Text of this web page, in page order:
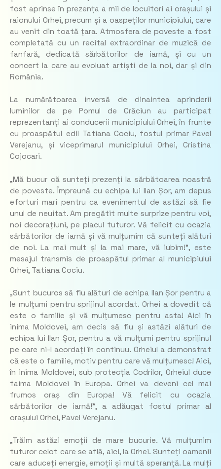
fost aprinse în prezența a mii de locuitori ai orașului și
raionului Orhei, precum și a oaspeților municipiului, care
au venit din toată țara. Atmosfera de poveste a fost
completată cu un recital extraordinar de muzică de
fanfară, dedicată sărbătorilor de iarnă, și cu un
concert la care au evoluat artiști de la noi, dar și din
România.
La numărătoarea inversă de dinaintea aprinderii
luminilor de pe Pomul de Crăciun au participat
reprezentanți ai conducerii municipiului Orhei, în frunte
cu proaspătul edil Tatiana Cociu, fostul primar Pavel
Verejanu, și viceprimarul municipiului Orhei, Cristina
Cojocari.
„Mă bucur că sunteți prezenți la sărbătoarea noastră
de poveste. Împreună cu echipa lui Ilan Șor, am depus
eforturi mari pentru ca evenimentul de astăzi să fie
unul de neuitat. Am pregătit multe surprize pentru voi,
noi decorațiuni, pe placul tuturor. Vă felicit cu ocazia
sărbătorilor de iarnă și vă mulțumim că sunteți alături
de noi. La mai mult și la mai mare, vă iubim!”, este
mesajul transmis de proaspătul primar al municipiului
Orhei, Tatiana Cociu.
„Sunt bucuros să fiu alături de echipa Ilan Șor pentru a
le mulțumi pentru sprijinul acordat. Orhei a dovedit că
este o familie și vă mulțumesc pentru asta! Aici în
inima Moldovei, am decis să fiu și astăzi alături de
echipa lui Ilan Șor, pentru a vă mulțumi pentru sprijinul
pe care ni-l acordați în continuu. Orheiul a demonstrat
că este o familie, motiv pentru care vă mulțumesc! Aici,
în inima Moldovei, sub protecția Codrilor, Orheiul duce
faima Moldovei în Europa. Orhei va deveni cel mai
frumos oraș din Europa! Vă felicit cu ocazia
sărbătorilor de iarnă!”, a adăugat fostul primar al
orașului Orhei, Pavel Verejanu.
„Trăim astăzi emoții de mare bucurie. Vă mulțumim
tuturor celot care se află, aici, la Orhei. Sunteți oamenii
care aduceți energie, emoții și multă speranță. La mulți